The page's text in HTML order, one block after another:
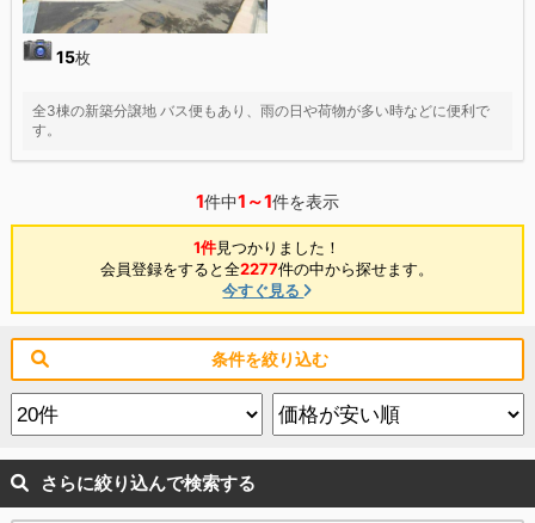
15枚
全3棟の新築分譲地 バス便もあり、雨の日や荷物が多い時などに便利で
す。
1件中1～1件を表示
1件見つかりました！
会員登録をすると全2277件の中から探せます。
今すぐ見る
条件を絞り込む
さらに絞り込んで検索する